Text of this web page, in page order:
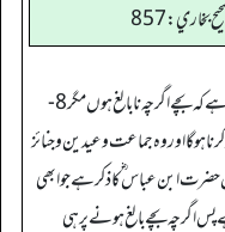
بخاري: 857
حضرت امام بخاری ؒ نے اس حدیث سے یہ ثابت فرمایا ہے کہ بچے اگرچہ نابالغ ہوں مگر8-
ہوگا اور وہ جماعت و عیدین وجنائز
ابن عباس ؓ کا ذکر ہے جوابھی
اگرچہ بچے بالغ ہونے پر ہی